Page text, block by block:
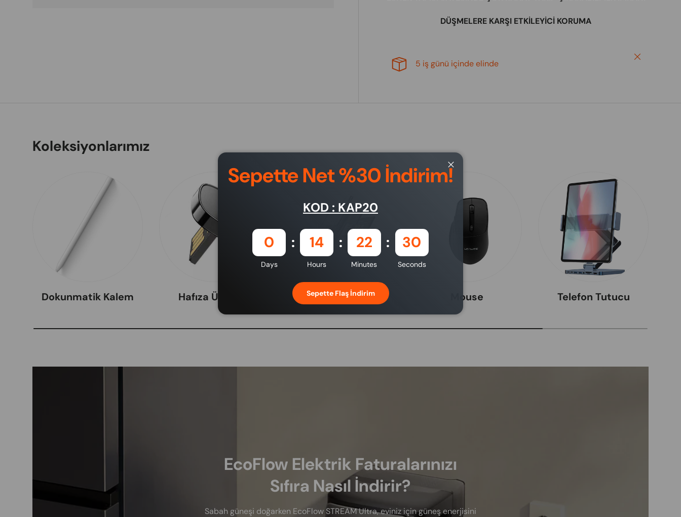
DÜŞMELERE KARŞI ETKİLEYİCİ KORUMA
5 iş günü içinde elinde
Close
Koleksiyonlarımız
Dokunmatik Kalem Hafıza Ürünleri Kart Okuyucu Mouse Telefon Tutucu
EcoFlow Elektrik Faturalarınızı
Sıfıra Nasıl İndirir?
Sabah güneşi doğarken EcoFlow STREAM Ultra, eviniz için güneş enerjisini
Close
Sepette Net %30 İndirim!
KOD : KAP20
0
Days
14
Hours
22
Minutes
29
Seconds
Sepette Flaş İndirim